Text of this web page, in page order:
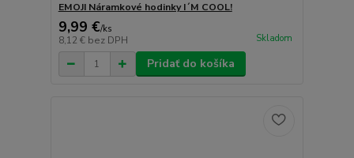
EMOJI Náramkové hodinky I´M COOL!
9,99 €/ks
8,12 € bez DPH Skladom
Pridať do košíka